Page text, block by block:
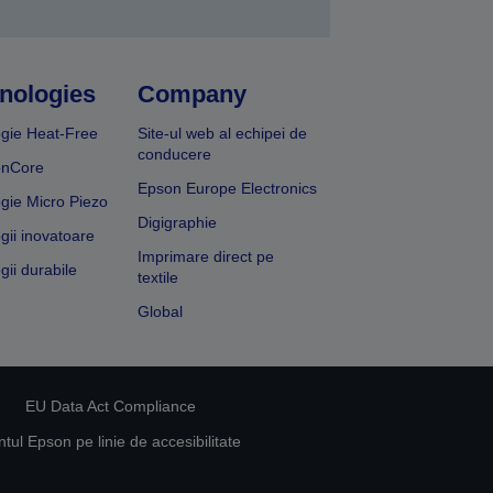
Heat-Free
Micro Piezo
inovatoare
durabile
Company
Site-ul web al echipei de
conducere
Epson Europe Electronics
Digigraphie
Imprimare direct pe
textile
Global
EU Data Act Compliance
Epson pe linie de accesibilitate